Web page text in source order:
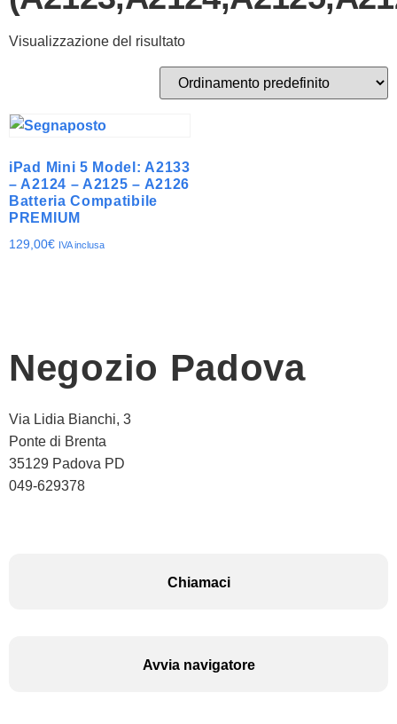
Visualizzazione del risultato
iPad Mini 5 Model: A2133
– A2124 – A2125 – A2126
Batteria Compatibile
PREMIUM
129,00€ IVA inclusa
Negozio Padova
Via Lidia Bianchi, 3
Ponte di Brenta
35129 Padova PD
049-629378
Chiamaci
Avvia navigatore